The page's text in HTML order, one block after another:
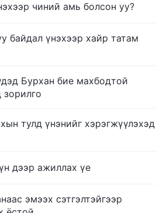
чиний амь болсон уу?
байдал үнэхээр хайр татам
Бурхан бие махбодтой
тулд үнэнийг хэрэгжүүлэхэд
дээр ажиллах үе
эмээх сэтгэлтэйгээр